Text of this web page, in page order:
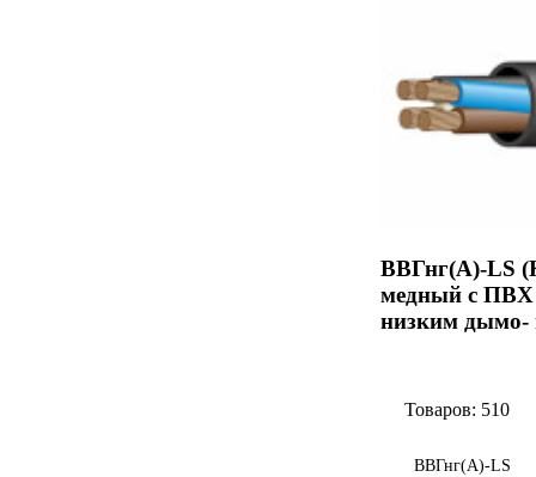
ВВГнг(А)-LS
медный с ПВХ
низким дымо-
Товаров: 510
ВВГнг(А)-LS